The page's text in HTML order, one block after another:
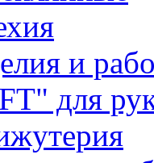
и
для